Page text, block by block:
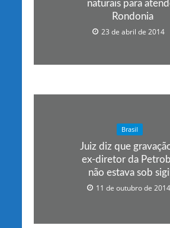
naturais para
Rondonia
23 de abril de 2014
Brasil
Juiz diz que
ex-diretor da
não estava sob
11 de outubro de 2014